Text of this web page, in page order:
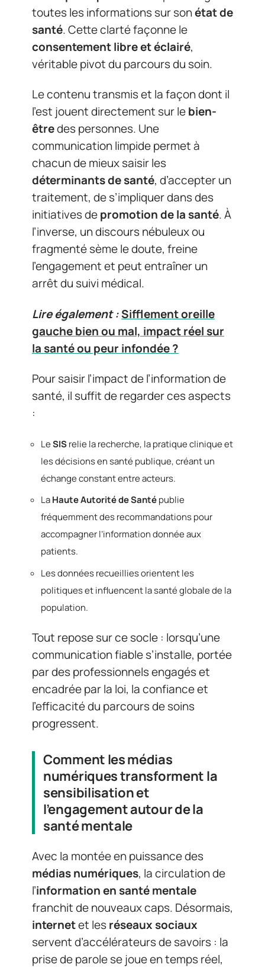
toutes les informations sur sonétat de
santé. Cette clarté façonne le
consentement libre et éclairé,
véritable pivot du parcours du soin.
Le contenu transmis et la façon dont il
l’est jouent directement sur lebien-
êtredes personnes. Une
communication limpide permet à
chacun de mieux saisir les
déterminants de santé, d’accepter un
traitement, de s’impliquer dans des
initiatives depromotion de la santé. À
l’inverse, un discours nébuleux ou
fragmenté sème le doute, freine
l’engagement et peut entraîner un
arrêt du suivi médical.
Lire également :Sifflement oreille
gauche bien ou mal, impact réel sur
la santé ou peur infondée ?
Pour saisir l’impact de l’information de
santé, il suffit de regarder ces aspects
:
LeSISrelie la recherche, la pratique clinique et
les décisions en santé publique, créant un
échange constant entre acteurs.
LaHaute Autorité de Santépublie
fréquemment des recommandations pour
accompagner l’information donnée aux
patients.
Les données recueillies orientent les
politiques et influencent la santé globale de la
population.
Tout repose sur ce socle : lorsqu’une
communication fiable s’installe, portée
par des professionnels engagés et
encadrée par la loi, la confiance et
l’efficacité du parcours de soins
progressent.
Comment les médias
numériques transforment la
sensibilisation et
l’engagement autour de la
santé mentale
Avec la montée en puissance des
médias numériques, la circulation de
l’information en santé mentale
franchit de nouveaux caps. Désormais,
internetet lesréseaux sociaux
servent d’accélérateurs de savoirs : la
prise de parole se joue en temps réel,